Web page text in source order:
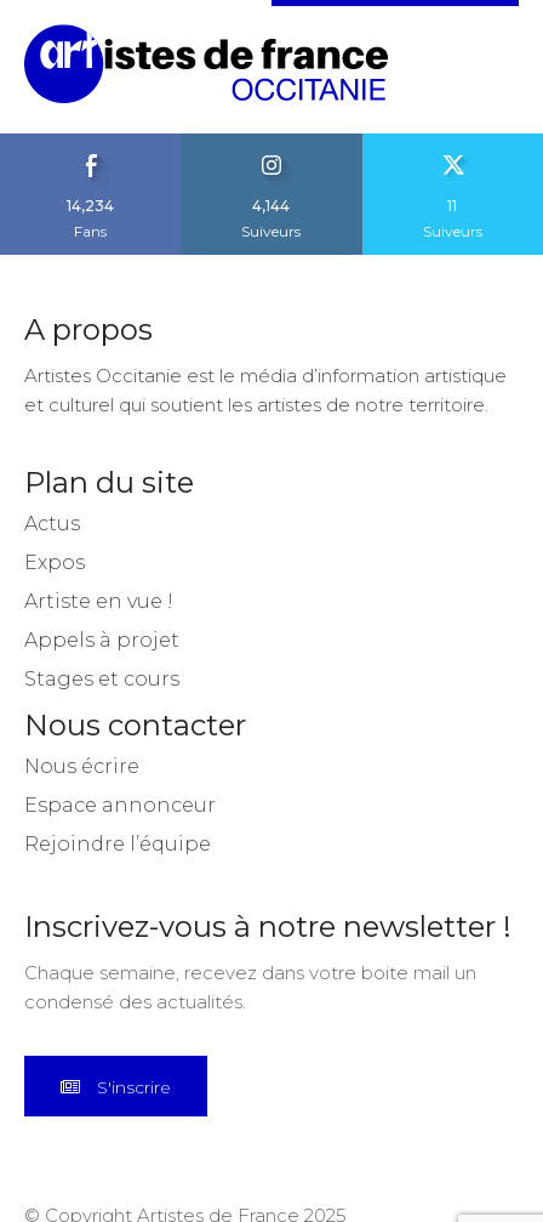
14,234
Fans
4,144
Suiveurs
11
Suiveurs
A propos
Artistes Occitanie est le média d’information artistique
et culturel qui soutient les artistes de notre territoire.
Plan du site
Actus
Expos
Artiste en vue !
Appels à projet
Stages et cours
Nous contacter
Nous écrire
Espace annonceur
Rejoindre l’équipe
Inscrivez-vous à notre newsletter !
Chaque semaine, recevez dans votre boite mail un
condensé des actualités.
S'inscrire
© Copyright Artistes de France 2025